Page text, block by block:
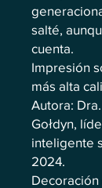
salté,
cuenta.
Impresión
más alta
Autora:
Gołdyn,
inteligente
2024.